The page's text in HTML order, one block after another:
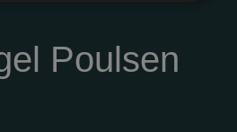
Poulsen